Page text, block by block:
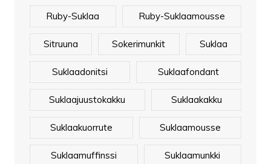
Ruby-Suklaa Ruby-Suklaamousse
Sitruuna Sokerimunkit Suklaa
Suklaadonitsi Suklaafondant
Suklaajuustokakku Suklaakakku
Suklaakuorrute Suklaamousse
Suklaamuffinssi Suklaamunkki